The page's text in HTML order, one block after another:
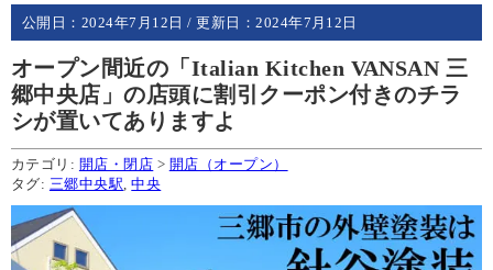
公開日： 2024年7月12日 / 更新日：2024年7月12日
オープン間近の「Italian Kitchen VANSAN 三
郷中央店」の店頭に割引クーポン付きのチラ
シが置いてありますよ
カテゴリ: 開店・閉店 > 開店（オープン）
タグ: 三郷中央駅,中央